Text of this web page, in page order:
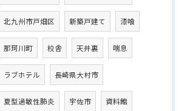
北九州市戸畑区 新築戸建て 漆喰
那珂川町 校舎 天井裏 喘息
ラブホテル 長崎県大村市
夏型過敏性肺炎 宇佐市 資料館